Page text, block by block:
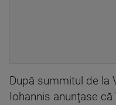
După summitul de la
Iohannis anunţase